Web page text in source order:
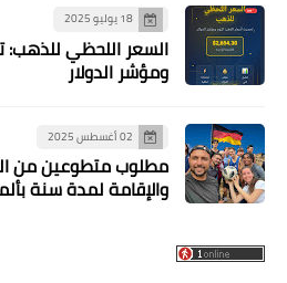
18 يوليو 2025
السعر اللحظي للذهب:
ومؤشر الدولار
02 أغسطس 2025
مطلوب متطوعين من
والإقامة لمدة سنة